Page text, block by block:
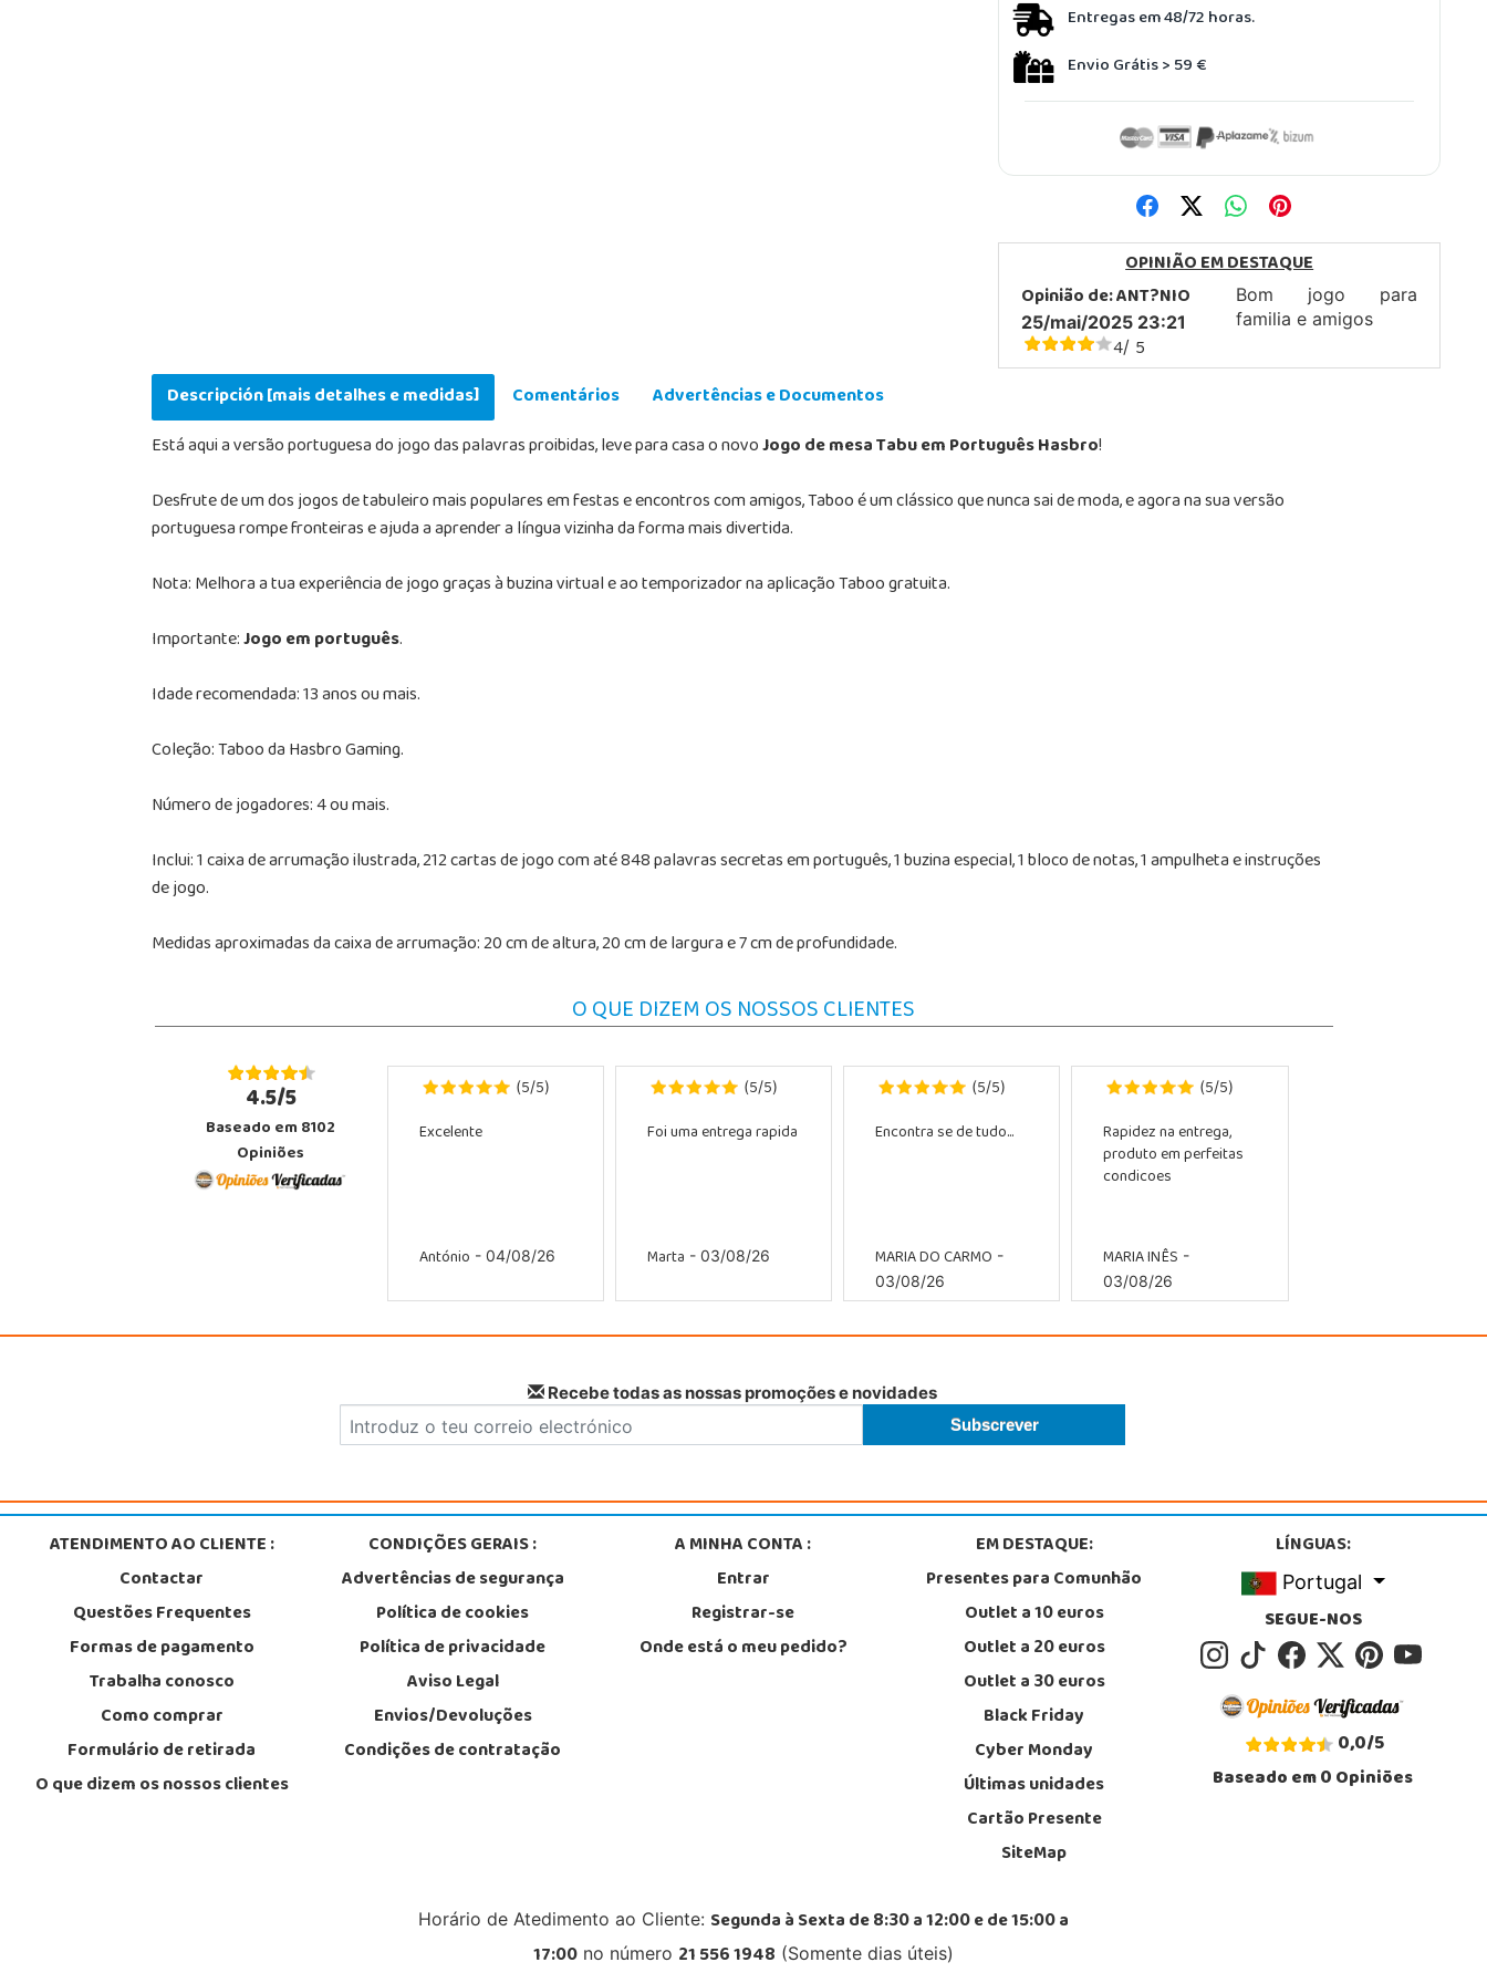
Entregas em 48/72 horas.
Envio Grátis > 59 €
OPINIÃO EM DESTAQUE
Opinião de:ANT?NIO
25/mai/2025 23:21
4/ 5
Bom jogo para
familia e amigos
Descripción [mais detalhes e medidas] Comentários
Advertências e Documentos
Está aqui a versão portuguesa do jogo das palavras proibidas, leve para casa o novoJogo de mesa Tabu em Português Hasbro!
Desfrute de um dos jogos de tabuleiro mais populares em festas e encontros com amigos, Taboo é um clássico que nunca sai de moda, e agora na sua versão
portuguesa rompe fronteiras e ajuda a aprender a língua vizinha da forma mais divertida.
Nota: Melhora a tua experiência de jogo graças à buzina virtual e ao temporizador na aplicação Taboo gratuita.
Importante:Jogo em português.
Idade recomendada: 13 anos ou mais.
Coleção: Taboo da Hasbro Gaming.
Número de jogadores: 4 ou mais.
Inclui: 1 caixa de arrumação ilustrada, 212 cartas de jogo com até 848 palavras secretas em português, 1 buzina especial, 1 bloco de notas, 1 ampulheta e instruções
de jogo.
Medidas aproximadas da caixa de arrumação: 20 cm de altura, 20 cm de largura e 7 cm de profundidade.
O QUE DIZEM OS NOSSOS CLIENTES
4.5/5
Baseado em 8102
Opiniões
(5/5)
Excelente
António - 04/08/26
(5/5)
Foi uma entrega rapida
Marta - 03/08/26
(5/5)
Encontra se de tudo...
MARIA DO CARMO -
03/08/26
(5/5)
Rapidez na entrega,
produto em perfeitas
condicoes
MARIA INÊS -
03/08/26
Recebe todas as nossas promoções e novidades
ATENDIMENTO AO CLIENTE :
Contactar
Questões Frequentes
Formas de pagamento
Trabalha conosco
Como comprar
Formulário de retirada
O que dizem os nossos clientes
CONDIÇÕES GERAIS :
Advertências de segurança
Política de cookies
Política de privacidade
Aviso Legal
Envios/Devoluções
Condições de contratação
A MINHA CONTA :
Entrar
Registrar-se
Onde está o meu pedido?
EM DESTAQUE:
Presentes para Comunhão
Outlet a 10 euros
Outlet a 20 euros
Outlet a 30 euros
Black Friday
Cyber Monday
Últimas unidades
Cartão Presente
SiteMap
LÍNGUAS:
Portugal
SEGUE-NOS
0,0/5
Baseado em0Opiniões
Horário de Atedimento ao Cliente: Segunda à Sexta de 8:30 a 12:00 e de 15:00 a
17:00 no número 21 556 1948 (Somente dias úteis)